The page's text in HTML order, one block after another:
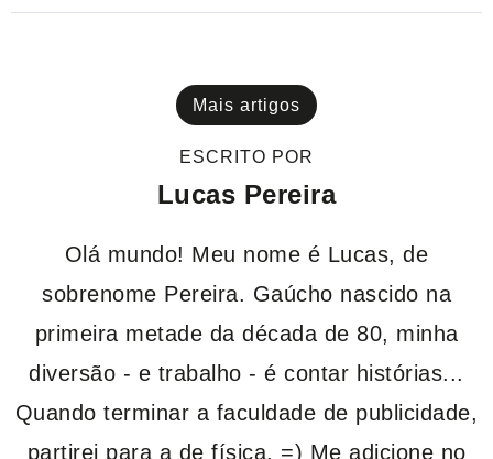
Mais artigos
ESCRITO POR
Lucas Pereira
Olá mundo! Meu nome é Lucas, de
sobrenome Pereira. Gaúcho nascido na
primeira metade da década de 80, minha
diversão - e trabalho - é contar histórias...
Quando terminar a faculdade de publicidade,
partirei para a de física. =) Me adicione no